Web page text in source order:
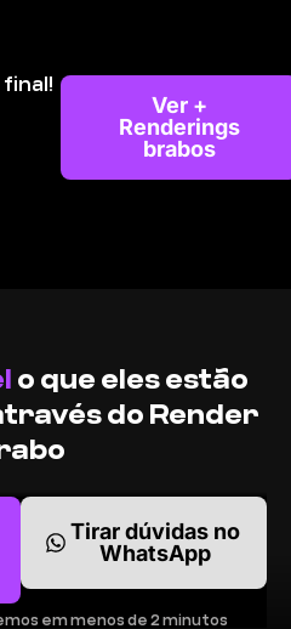
final!
Ver +
Renderings
brabos
o que eles estão
do Render
Tirar dúvidas no
WhatsApp
em menos de 2 minutos